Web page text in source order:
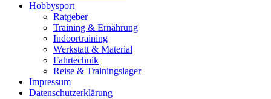
Hobbysport
Ratgeber
Training & Ernährung
Indoortraining
Werkstatt & Material
Fahrtechnik
Reise & Trainingslager
Impressum
Datenschutzerklärung